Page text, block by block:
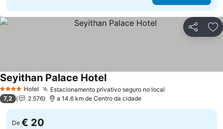
Partilhar
4 EstrelasHotel Estacionamento privativo seguro no local
Seyithan Palace HotelVer preços
7,2 2.576 a 14.6 km de Centro da cidade
De € 20